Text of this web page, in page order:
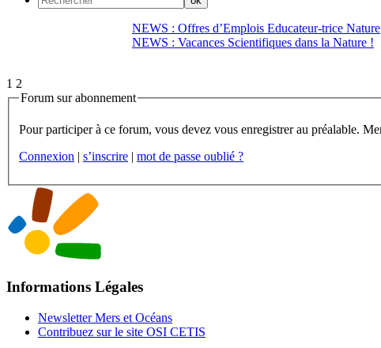
NEWS : Offres d’Emplois Educateur-trice Nature
NEWS : Vacances Scientifiques dans la Nature !
1 2
Forum sur abonnement
Connexion | s’inscrire | mot de passe oublié ?
Informations Légales
Newsletter Mers et Océans
Contribuez sur le site OSI CETIS